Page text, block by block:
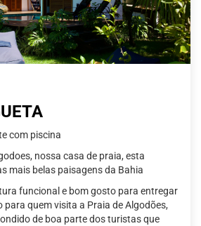
com piscina
nossa casa de praia, esta
mais belas paisagens da Bahia
funcional e bom gosto para entregar
quem visita a Praia de Algodões,
de boa parte dos turistas que